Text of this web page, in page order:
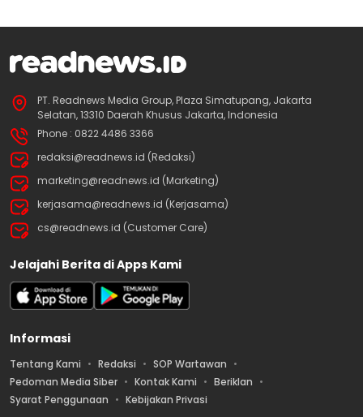
PT. Readnews Media Group, Plaza Simatupang, Jakarta
Selatan, 13310 Daerah Khusus Jakarta, Indonesia
Phone : 0822 4486 3366
redaksi@readnews.id (Redaksi)
marketing@readnews.id (Marketing)
kerjasama@readnews.id (Kerjasama)
cs@readnews.id (Customer Care)
Jelajahi Berita di Apps Kami
Informasi
Tentang Kami Redaksi
SOP Wartawan
Pedoman Media Siber
Kontak Kami
Beriklan
Syarat Penggunaan
Kebijakan Privasi